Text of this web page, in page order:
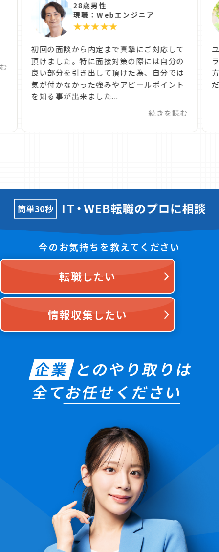
28歳男性
現職：Webエンジニア
★★★★★
初回の面談から内定まで真摯にご対応して
頂けました。特に面接対策の際には自分の
良い部分を引き出して頂けた為、自分では
気が付かなかった強みやアピールポイント
を知る事が出来ました...
続きを読む
今のお気持ちを教えてください
転職したい
情報収集したい
企業とのやり取りは
全てお任せください